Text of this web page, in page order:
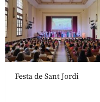
Festa de Sant Jordi